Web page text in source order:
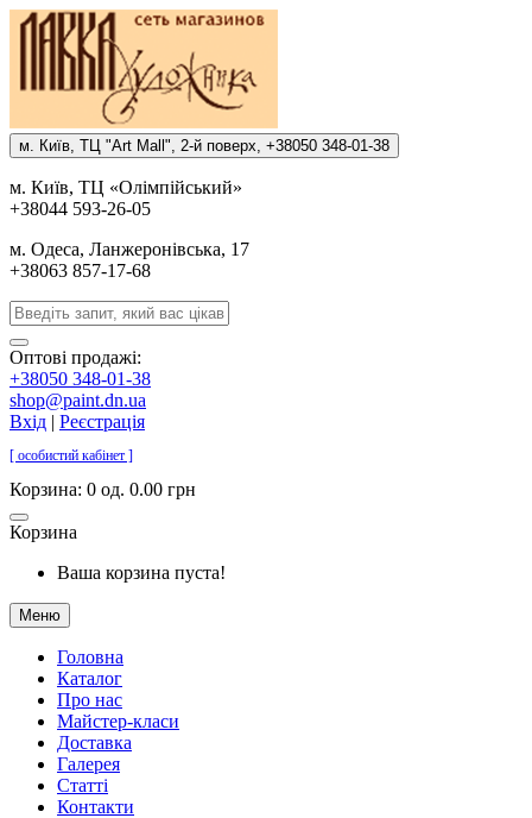
м. Киïв, ТЦ "Art Mall", 2-й поверх, +38050 348-01-38
м. Киïв, ТЦ «Олiмпiйський»
+38044 593-26-05
м. Одеса, Ланжеронiвська, 17
+38063 857-17-68
Оптові продажі:
+38050 348-01-38
shop@paint.dn.ua
Вхід | Реєстрація
[ особистий кабінет ]
Корзина: 0 од. 0.00 грн
Корзина
Ваша корзина пуста!
Меню
Головна
Каталог
Про нас
Майстер-класи
Доставка
Галерея
Статтi
Контакти